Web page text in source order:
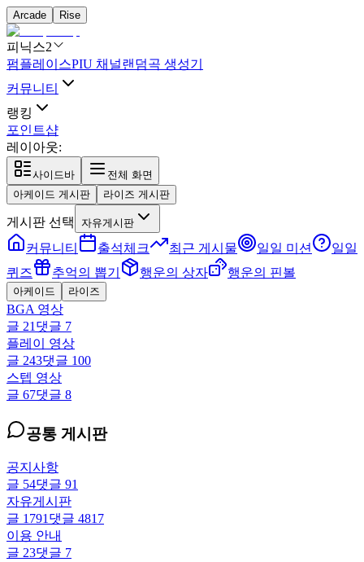
Arcade Rise
피닉스2
펌플레이스PIU 채널랜덤곡 생성기
커뮤니티
랭킹
포인트샵
레이아웃:
사이드바
전체 화면
아케이드 게시판
라이즈 게시판
게시판 선택 자유게시판
커뮤니티 출석체크 최근 게시물 일일 미션
일일
퀴즈
추억의 뽑기 행운의 상자 행운의 핀볼
아케이드 라이즈
BGA 영상
글 21 댓글 7
플레이 영상
글 243댓글 100
스텝 영상
글 67댓글 8
공통 게시판
공지사항
글 54댓글 91
자유게시판
글 1791댓글 4817
이용 안내
글 23댓글 7